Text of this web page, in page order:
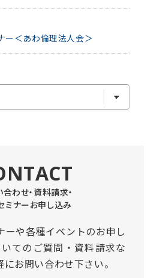
ー＜あわ倫理法人会＞
わせ・資料請求・
ミナーお申し込み
ーや各種イベントのお申し
てのご質問・資料請求な
お問い合わせ下さい。